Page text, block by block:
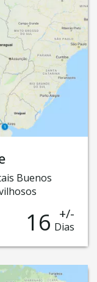
um
conhecerá o
Atacama.
Buenos
Pedro do
até a
Jujuy
o incrível
Santiago do
16 +/-
Dias